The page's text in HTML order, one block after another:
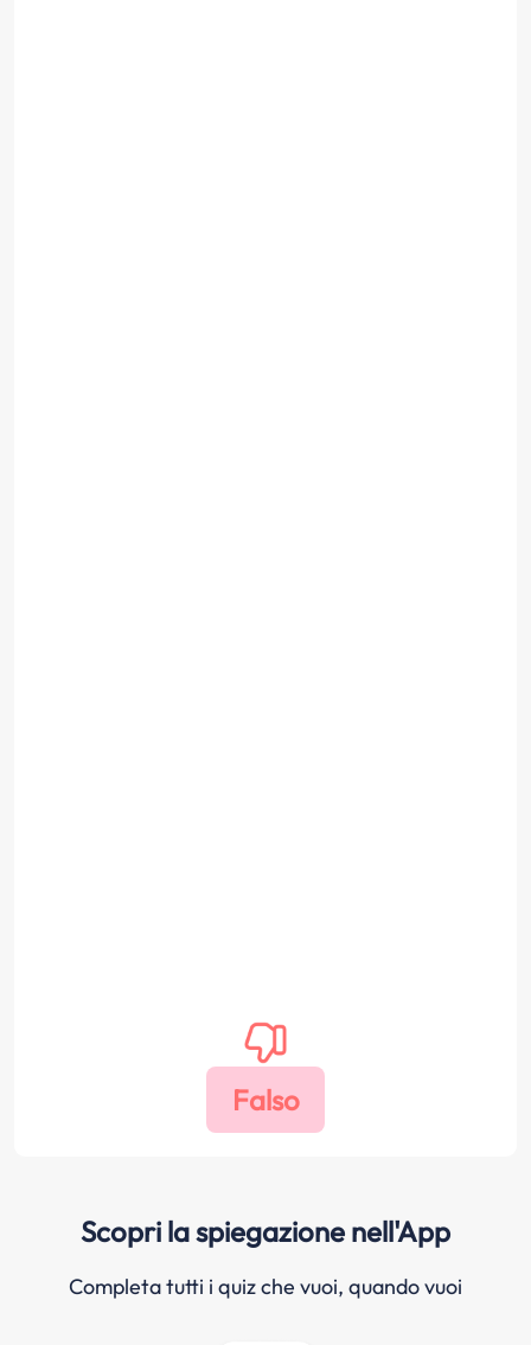
Scopri la spiegazione nell'App
Completa tutti i quiz che vuoi, quando vuoi